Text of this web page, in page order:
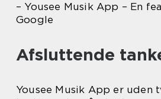
– Yousee Musik App – En
Google
Afsluttende
Yousee Musik App er uden